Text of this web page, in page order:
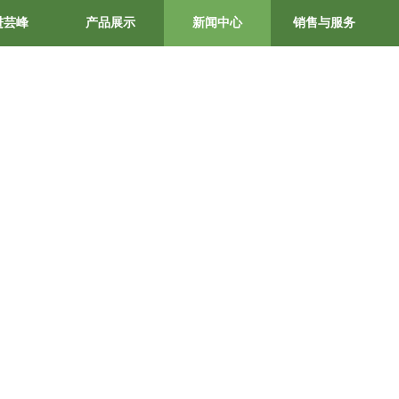
芸峰 产品展示 新闻中心 销售与服务